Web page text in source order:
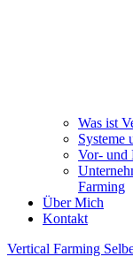
Was ist
Systeme
Vor- und
Farming
Über Mich
Kontakt
Vertical Farming